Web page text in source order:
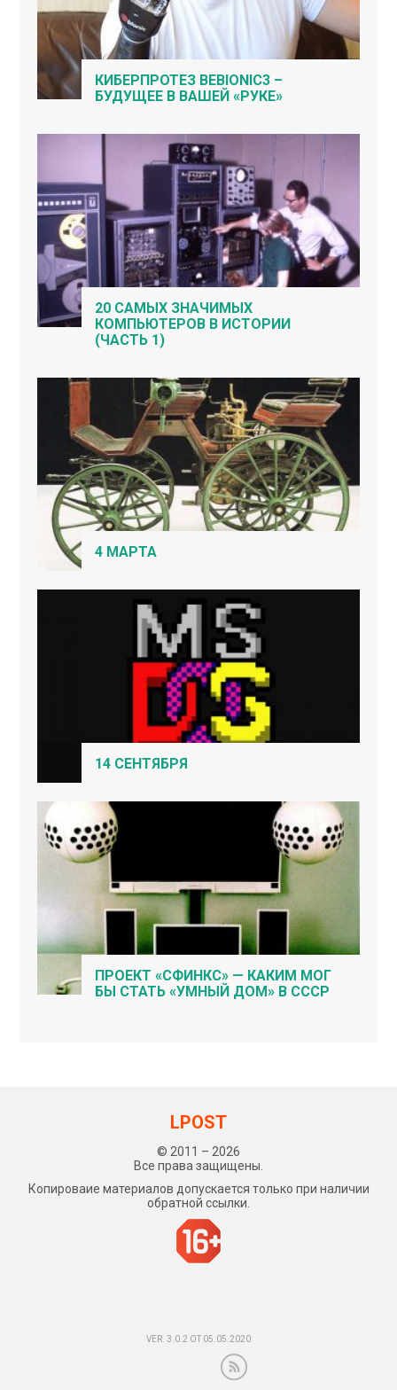
КИБЕРПРОТЕЗ BEBIONIC3 –
БУДУЩЕЕ В ВАШЕЙ «РУКЕ»
20 САМЫХ ЗНАЧИМЫХ
КОМПЬЮТЕРОВ В ИСТОРИИ
(ЧАСТЬ 1)
4 МАРТА
14 СЕНТЯБРЯ
ПРОЕКТ «СФИНКС» — КАКИМ МОГ
БЫ СТАТЬ «УМНЫЙ ДОМ» В СССР
LPOST
© 2011 – 2026
Все права защищены.
Копироваие материалов допускается только при наличии
обратной ссылки.
VER. 3.0.2 ОТ 05.05.2020